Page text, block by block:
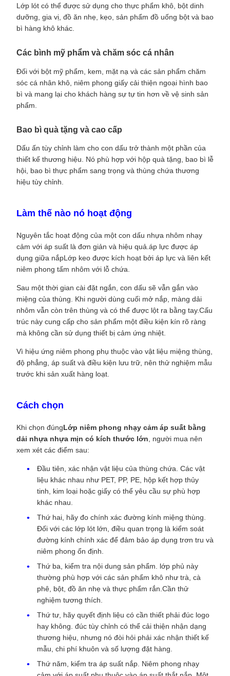
Lớp lót có thể được sử dụng cho thực phẩm khô, bột dinh
dưỡng, gia vị, đồ ăn nhẹ, kẹo, sản phẩm đồ uống bột và bao
bì hàng khô khác.
Các bình mỹ phẩm và chăm sóc cá nhân
Đối với bột mỹ phẩm, kem, mặt nạ và các sản phẩm chăm
sóc cá nhân khô, niêm phong giấy cải thiện ngoại hình bao
bì và mang lại cho khách hàng sự tự tin hơn về vệ sinh sản
phẩm.
Bao bì quà tặng và cao cấp
Dấu ấn tùy chỉnh làm cho con dấu trở thành một phần của
thiết kế thương hiệu. Nó phù hợp với hộp quà tặng, bao bì lễ
hội, bao bì thực phẩm sang trọng và thùng chứa thương
hiệu tùy chỉnh.
Làm thế nào nó hoạt động
Nguyên tắc hoạt động của một con dấu nhựa nhôm nhạy
cảm với áp suất là đơn giản và hiệu quả.áp lực được áp
dụng giữa nắpLớp keo được kích hoạt bởi áp lực và liên kết
niêm phong tấm nhôm với lỗ chứa.
Sau một thời gian cài đặt ngắn, con dấu sẽ vẫn gắn vào
miệng của thùng. Khi người dùng cuối mở nắp, màng dải
nhôm vẫn còn trên thùng và có thể được lột ra bằng tay.Cấu
trúc này cung cấp cho sản phẩm một điều kiện kín rõ ràng
mà không cần sử dụng thiết bị cảm ứng nhiệt.
Vì hiệu ứng niêm phong phụ thuộc vào vật liệu miệng thùng,
độ phẳng, áp suất và điều kiện lưu trữ, nên thử nghiệm mẫu
trước khi sản xuất hàng loạt.
Cách chọn
Khi chọn đúngLớp niêm phong nhạy cảm áp suất bằng
dải nhựa nhựa mịn có kích thước lớn, người mua nên
xem xét các điểm sau:
Đầu tiên, xác nhận vật liệu của thùng chứa. Các vật
liệu khác nhau như PET, PP, PE, hộp kết hợp thủy
tinh, kim loại hoặc giấy có thể yêu cầu sự phù hợp
khác nhau.
Thứ hai, hãy đo chính xác đường kính miệng thùng.
Đối với các lớp lót lớn, điều quan trọng là kiểm soát
đường kính chính xác để đảm bảo áp dụng trơn tru và
niêm phong ổn định.
Thứ ba, kiểm tra nội dung sản phẩm. lớp phủ này
thường phù hợp với các sản phẩm khô như trà, cà
phê, bột, đồ ăn nhẹ và thực phẩm rắn.Cần thử
nghiệm tương thích.
Thứ tư, hãy quyết định liệu có cần thiết phải đúc logo
hay không. đúc tùy chỉnh có thể cải thiện nhận dạng
thương hiệu, nhưng nó đòi hỏi phải xác nhận thiết kế
mẫu, chi phí khuôn và số lượng đặt hàng.
Thứ năm, kiểm tra áp suất nắp. Niêm phong nhạy